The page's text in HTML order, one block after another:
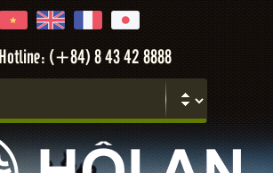
Hotline: (+84) 8 43 42 8888